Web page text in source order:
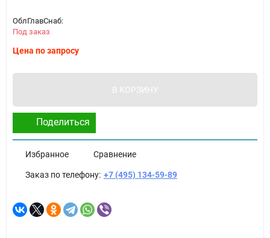
ОблГлавСнаб:
Под заказ
Цена по запросу
В КОРЗИНУ
Поделиться
Избранное Сравнение
Заказ по телефону: +7 (495) 134-59-89